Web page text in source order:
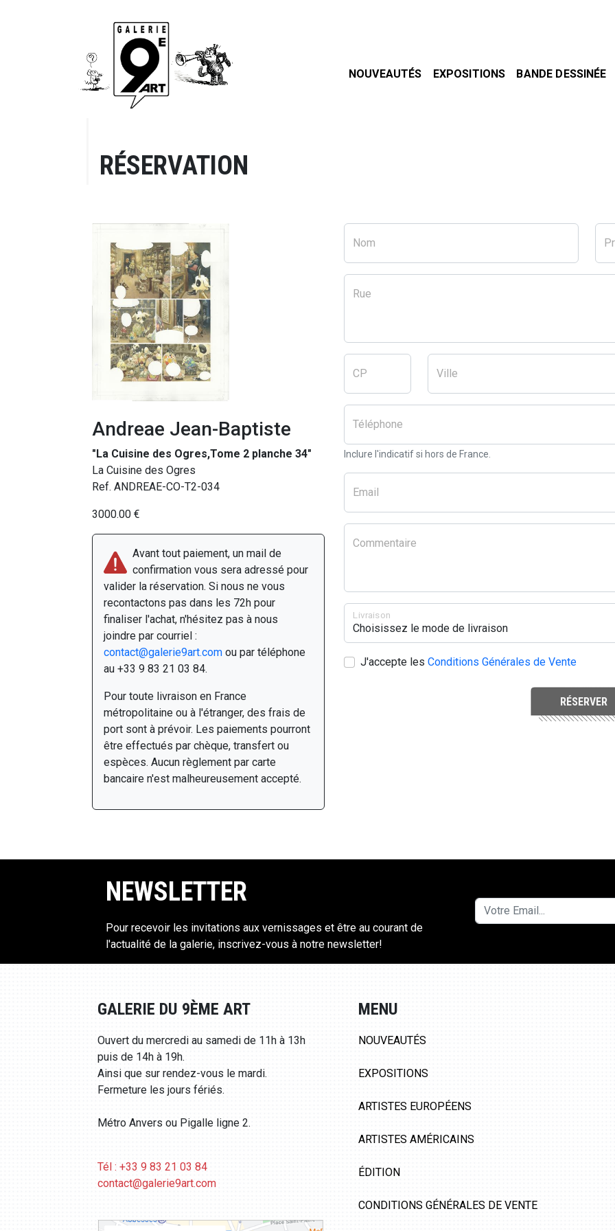
NOUVEAUTÉS EXPOSITIONS BANDE DESSINÉE
RÉSERVATION
Andreae Jean-Baptiste
"La Cuisine des Ogres,Tome 2 planche 34"
La Cuisine des Ogres
Ref. ANDREAE-CO-T2-034
3000.00 €
Avant tout paiement, un mail de
confirmation vous sera adressé pour
valider la réservation. Si nous ne vous
recontactons pas dans les 72h pour
finaliser l'achat, n'hésitez pas à nous
joindre par courriel :
contact@galerie9art.com ou par téléphone
au +33 9 83 21 03 84.
Pour toute livraison en France
métropolitaine ou à l'étranger, des frais de
port sont à prévoir. Les paiements pourront
être effectués par chèque, transfert ou
espèces. Aucun règlement par carte
bancaire n'est malheureusement accepté.
Nom
Rue
CP Ville
Téléphone
Inclure l'indicatif si hors de France.
Email
Commentaire
Livraison
J'accepte les Conditions Générales de Vente
RÉSERVER
NEWSLETTER
Pour recevoir les invitations aux vernissages et être au courant de
l'actualité de la galerie, inscrivez-vous à notre newsletter!
GALERIE DU 9ÈME ART
Ouvert du mercredi au samedi de 11h à 13h
puis de 14h à 19h.
Ainsi que sur rendez-vous le mardi.
Fermeture les jours fériés.
Métro Anvers ou Pigalle ligne 2.
Tél : +33 9 83 21 03 84
contact@galerie9art.com
MENU
NOUVEAUTÉS
EXPOSITIONS
ARTISTES EUROPÉENS
ARTISTES AMÉRICAINS
ÉDITION
CONDITIONS GÉNÉRALES DE VENTE